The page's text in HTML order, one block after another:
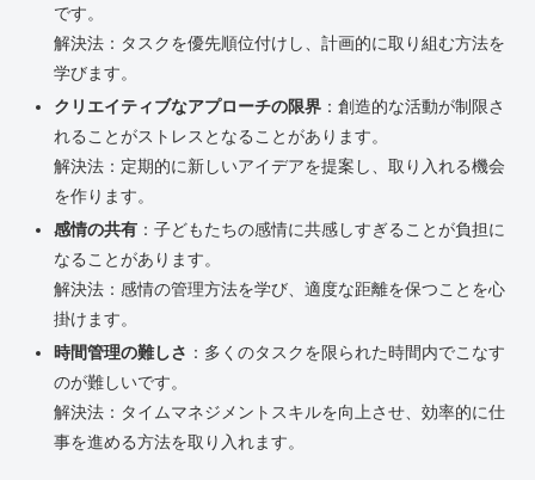
です。
解決法：タスクを優先順位付けし、計画的に取り組む方法を
学びます。
クリエイティブなアプローチの限界：創造的な活動が制限さ
れることがストレスとなることがあります。
解決法：定期的に新しいアイデアを提案し、取り入れる機会
を作ります。
感情の共有：子どもたちの感情に共感しすぎることが負担に
なることがあります。
解決法：感情の管理方法を学び、適度な距離を保つことを心
掛けます。
時間管理の難しさ ：多くのタスクを限られた時間内でこなす
のが難しいです。
解決法：タイムマネジメントスキルを向上させ、効率的に仕
事を進める方法を取り入れます。